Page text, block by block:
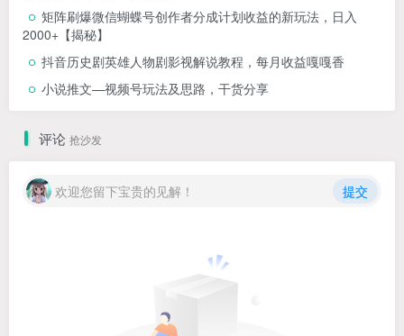
矩阵刷爆微信蝴蝶号创作者分成计划收益的新玩法，日入
2000+【揭秘】
抖音历史剧英雄人物剧影视解说教程，每月收益嘎嘎香
小说推文—视频号玩法及思路，干货分享
评论 抢沙发
欢迎您留下宝贵的见解！ 提交